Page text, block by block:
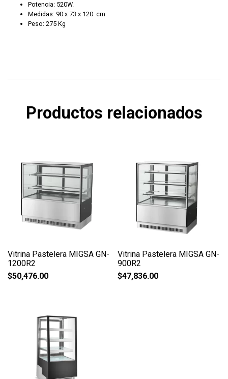
Potencia: 520W.
Medidas: 90 x 73 x 120 cm.
Peso: 275 Kg
Productos relacionados
Vitrina Pastelera MIGSA GN-
1200R2
$50,476.00
Vitrina Pastelera MIGSA GN-
900R2
$47,836.00